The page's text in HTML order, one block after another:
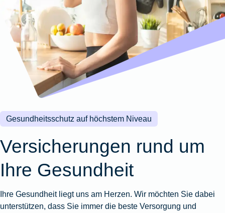
Wohnungsschutzbrief
Zur
Produktübersicht
Gewässerschadenhaftpflicht
Zur
Produktübersicht
Zur
Produktübersicht
Reisehaftpflichtversicherung
Reiserücktrittsversicherung
Zur
Produktübersicht
Zur
Produktübersicht
Zur
Produktübersicht
Zur
Produktübersicht
Montageversicherung
Zur
Produktübersicht
Gruppenunfall für
Betriebe
Gruppenunfall für
Vereine
Produktübersicht
Kunstversicherung
Ausstellungsversicherung
Valorenversicherung
Oldtimersammlungsversicherung
Zur
Gesundheitsschutz auf höchstem Niveau
Versicherungen rund um
Ihre Gesundheit
Ihre Gesundheit liegt uns am Herzen. Wir möchten Sie dabei
unterstützen, dass Sie immer die beste Versorgung und